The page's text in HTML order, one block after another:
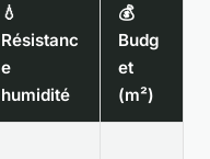
💧
Résistanc
e
humidité
💰
Budg
et
(m²)